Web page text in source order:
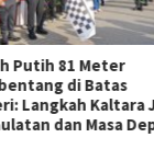
Tarakan
Persiapan
Unggulan, Siap
Fair 2026